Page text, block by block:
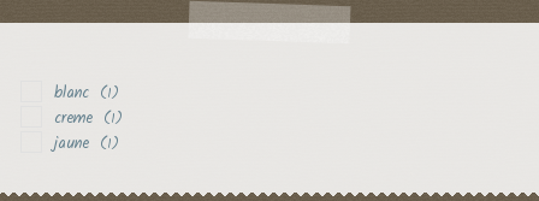
blanc (1)
creme (1)
jaune (1)